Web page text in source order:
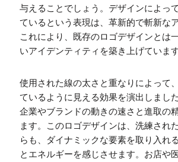
与えることでしょう。デザインによっ
ているという表現は、革新的で斬新な
これにより、既存のロゴデザインとは
いアイデンティティを築き上げています
使用された線の太さと重なりによって
ているように見える効果を演出しまし
企業やブランドの動きの速さと進取の
ます。このロゴデザインは、洗練され
らも、ダイナミックな要素を取り入れ
とエネルギーを感じさせます。お店や